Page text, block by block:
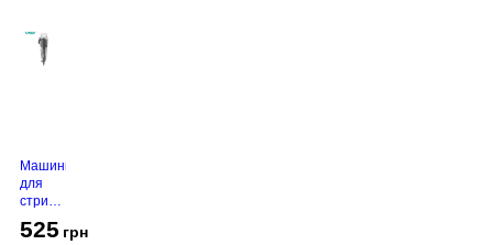
Машинка
для
стрижки
130
525 грн